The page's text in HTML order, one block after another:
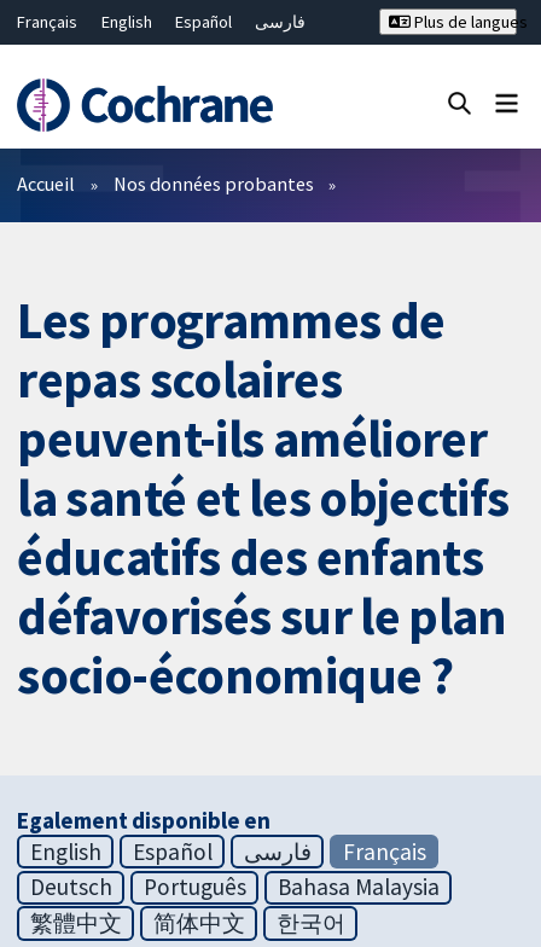
Français English Español
فارسی
Bahasa Malaysia
ไทย
繁體中文
简体中文
Plus de langues
Filtres
Accueil Nos données probantes
Les programmes de
repas scolaires
peuvent-ils améliorer
la santé et les objectifs
éducatifs des enfants
défavorisés sur le plan
socio-économique ?
Egalement disponible en
English
Español فارسی
Français
Deutsch
Português
Bahasa Malaysia
繁體中文
简体中文 한국어